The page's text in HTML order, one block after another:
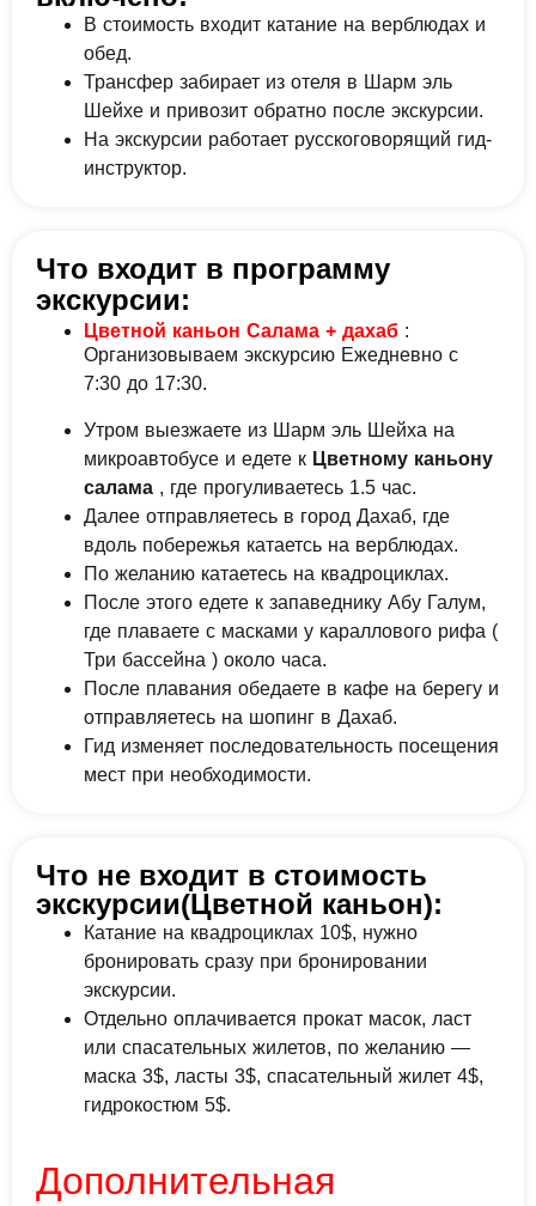
В стоимость входит катание на верблюдах и
обед.
Трансфер забирает из отеля в Шарм эль
Шейхе и привозит обратно после экскурсии.
На экскурсии работает русскоговорящий гид-
инструктор.
Что входит в программу
экскурсии:
Цветной каньон Салама + дахаб :
Организовываем экскурсию Ежедневно с
7:30 до 17:30.
Утром выезжаете из Шарм эль Шейха на
микроавтобусе и едете к Цветному каньону
cалама , где прогуливаетесь 1.5 час.
Далее отправляетесь в город Дахаб, где
вдоль побережья катаетсь на верблюдах.
По желанию катаетесь на квадроциклах.
После этого едете к запаведнику Абу Галум,
где плаваете с масками у караллового рифа (
Три бассейна ) около часа.
После плавания обедаете в кафе на берегу и
отправляетесь на шопинг в Дахаб.
Гид изменяет последовательность посещения
мест при необходимости.
Что не входит в стоимость
экскурсии(Цветной каньон):
Катание на квадроциклах 10$, нужно
бронировать сразу при бронировании
экскурсии.
Отдельно оплачивается прокат масок, ласт
или спасательных жилетов, по желанию —
маска 3$, ласты 3$, спасательный жилет 4$,
гидрокостюм 5$.
Дополнительная